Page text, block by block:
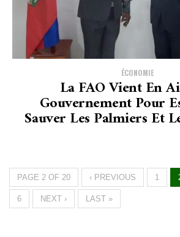
ÉCONOMIE
La FAO Vient En
Gouvernement Pour
Sauver Les Palmiers Et
PAGE 2 OF 20 ‹ PREVIOUS 1
6 NEXT › LAST »